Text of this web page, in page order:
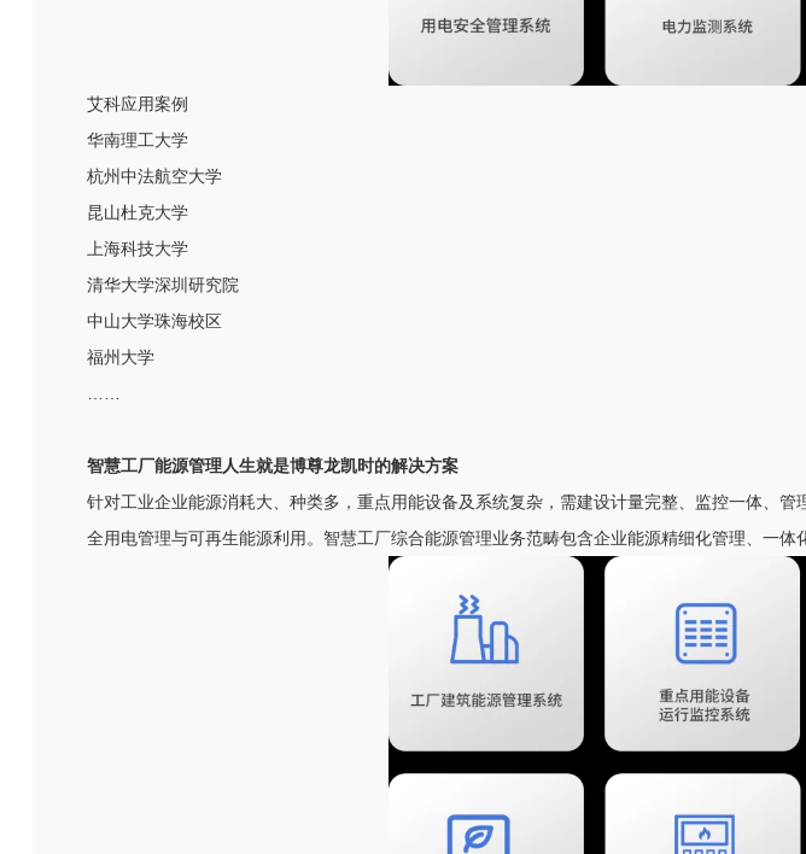
艾科应用案例
华南理工大学
杭州中法航空大学
昆山杜克大学
上海科技大学
清华大学深圳研究院
中山大学珠海校区
福州大学
智慧工厂能源管理人生就是博尊龙凯时的解决方案
针对工业企业能源消耗大、种类多，重点用能设备及系统复杂，需建设计量完整、监控一体、
全用电管理与可再生能源利用。智慧工厂综合能源管理业务范畴包含企业能源精细化管理、一体